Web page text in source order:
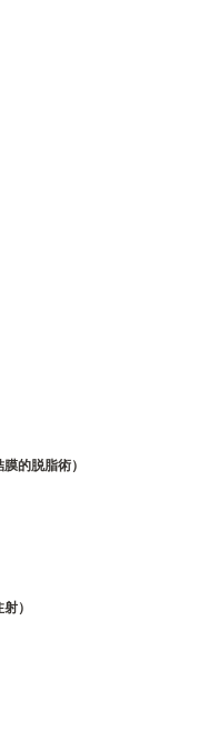
的脱脂術）
）